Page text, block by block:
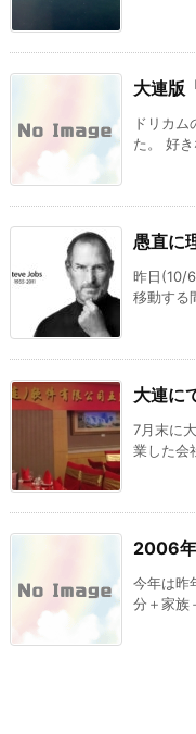
大連版
ドリカ
た。 好
愚直に
昨日(10/
移動する
大連に
7月末に
業した会
2006
今年は昨
分＋家族